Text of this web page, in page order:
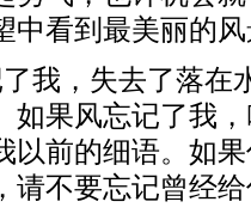
中看到最美丽的
我，失去了落在
如果风忘记了我
以前的细语。如
请不要忘记曾经